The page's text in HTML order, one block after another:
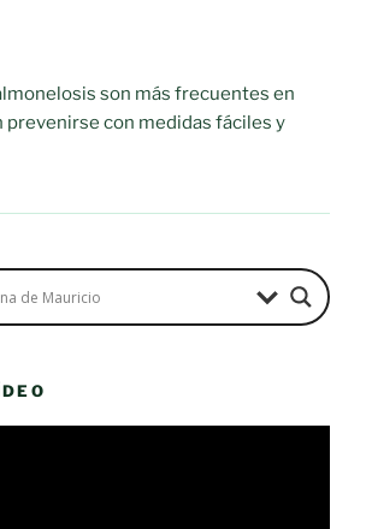
son más frecuentes en
prevenirse con medidas fáciles y